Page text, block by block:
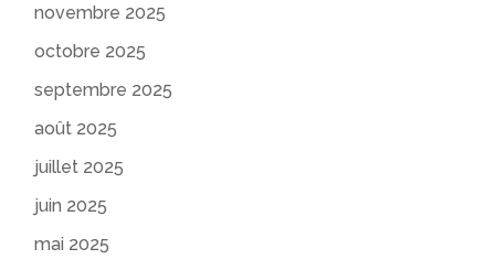
novembre 2025
octobre 2025
septembre 2025
août 2025
juillet 2025
juin 2025
mai 2025